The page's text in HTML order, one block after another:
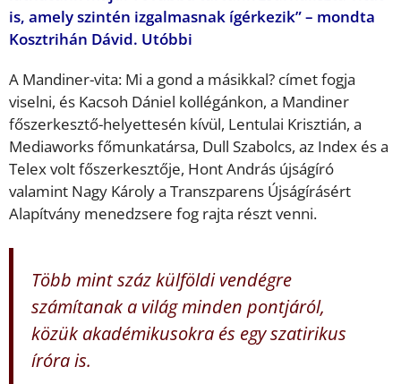
is, amely szintén izgalmasnak ígérkezik” – mondta
Kosztrihán Dávid. Utóbbi
A Mandiner-vita: Mi a gond a másikkal? címet fogja
viselni, és Kacsoh Dániel kollégánkon, a Mandiner
főszerkesztő-helyettesén kívül, Lentulai Krisztián, a
Mediaworks főmunkatársa, Dull Szabolcs, az Index és a
Telex volt főszerkesztője, Hont András újságíró
valamint Nagy Károly a Transzparens Újságírásért
Alapítvány menedzsere fog rajta részt venni.
Több mint száz külföldi vendégre
számítanak a világ minden pontjáról,
közük akadémikusokra és egy szatirikus
íróra is.